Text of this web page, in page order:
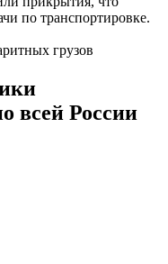
по транспортировке.
всей России